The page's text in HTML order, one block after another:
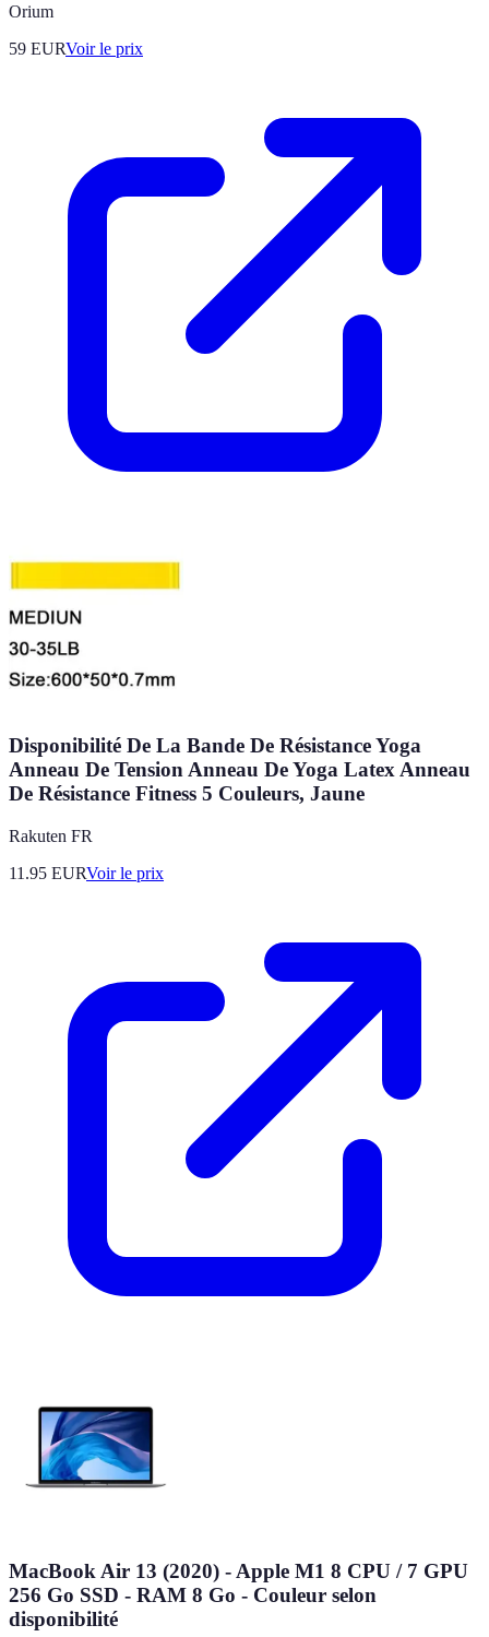
Orium
59 EURVoir le prix
Disponibilité De La Bande De Résistance Yoga
Anneau De Tension Anneau De Yoga Latex Anneau
De Résistance Fitness 5 Couleurs, Jaune
Rakuten FR
11.95 EURVoir le prix
MacBook Air 13 (2020) - Apple M1 8 CPU / 7 GPU
256 Go SSD - RAM 8 Go - Couleur selon
disponibilité